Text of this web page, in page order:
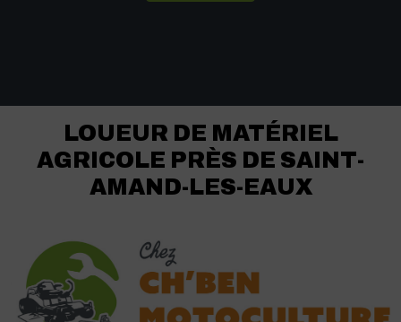
LOUEUR DE MATÉRIEL
AGRICOLE PRÈS DE SAINT-
AMAND-LES-EAUX